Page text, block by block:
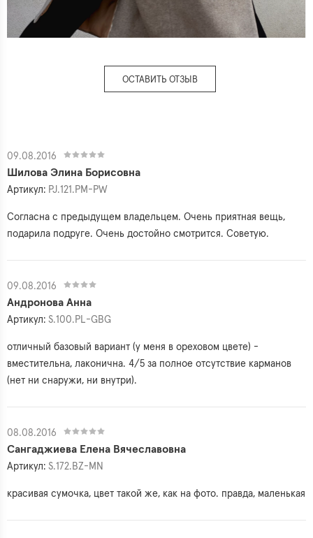
ОСТАВИТЬ ОТЗЫВ
09.08.2016
Шилова Элина Борисовна
Артикул: PJ.121.PM-PW
Согласна с предыдущем владельцем. Очень приятная вещь,
подарила подруге. Очень достойно смотрится. Советую.
09.08.2016
Андронова Анна
Артикул: S.100.PL-GBG
отличный базовый вариант (у меня в ореховом цвете) -
вместительна, лаконична. 4/5 за полное отсутствие карманов
(нет ни снаружи, ни внутри).
08.08.2016
Сангаджиева Елена Вячеславовна
Артикул: S.172.BZ-MN
красивая сумочка, цвет такой же, как на фото. правда, маленькая